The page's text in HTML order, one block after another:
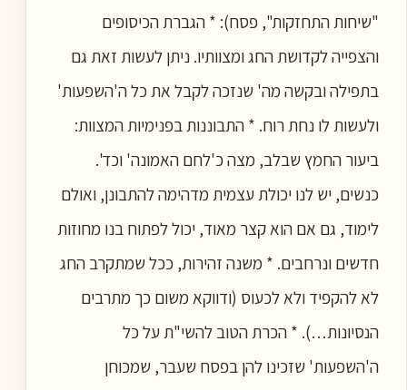
"שיחות התחזקות", פסח): * הגברת הכיסופים
והצפייה לקדושת החג ומצוותיו. ניתן לעשות זאת גם
בתפילה ובקשה מה' שנזכה לקבל את כל ה'השפעות'
ולעשות לו נחת רוח. * התבוננות בפנימיות המצוות:
ביעור החמץ שבלב, מצה כ'לחם האמונה' וכד'.
כנשים, יש לנו יכולת עצמית מדהימה להתבונן, ואולם
לימוד, גם אם הוא קצר מאוד, יכול לפתוח בנו מחוזות
חדשים ונרחבים. * משנה זהירות, ככל שמתקרב החג
לא להקפיד ולא לכעוס (ודווקא משום כך מתרבים
הנסיונות…). * הכרת הטוב להשי"ת על כל
ה'השפעות' שזכינו להן בפסח שעבר, שמכוחן